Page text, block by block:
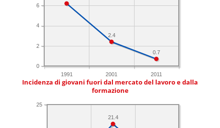
1991 2001 2011
0
2
4
6
0.7
2.4
Incidenza di giovani fuori dal mercato del lavoro e dalla
formazione
25
21.4